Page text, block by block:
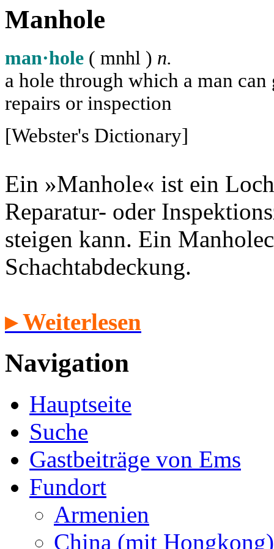
Manhole
man·hole ( mnhl ) n.
a hole through which a man
repairs or inspection
[Webster's Dictionary]
Ein »Manhole« ist ein
Reparatur- oder
steigen kann. Ein
Schachtabdeckung.
▸ Weiterlesen
Navigation
Hauptseite
Suche
Gastbeiträge von Ems
Fundort
Armenien
China (mit Hongkong)